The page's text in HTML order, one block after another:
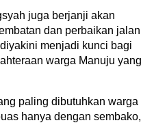
juga berjanji akan
dan perbaikan jalan
menjadi kunci bagi
warga Manuju yang
paling dibutuhkan warga
hanya dengan sembako,